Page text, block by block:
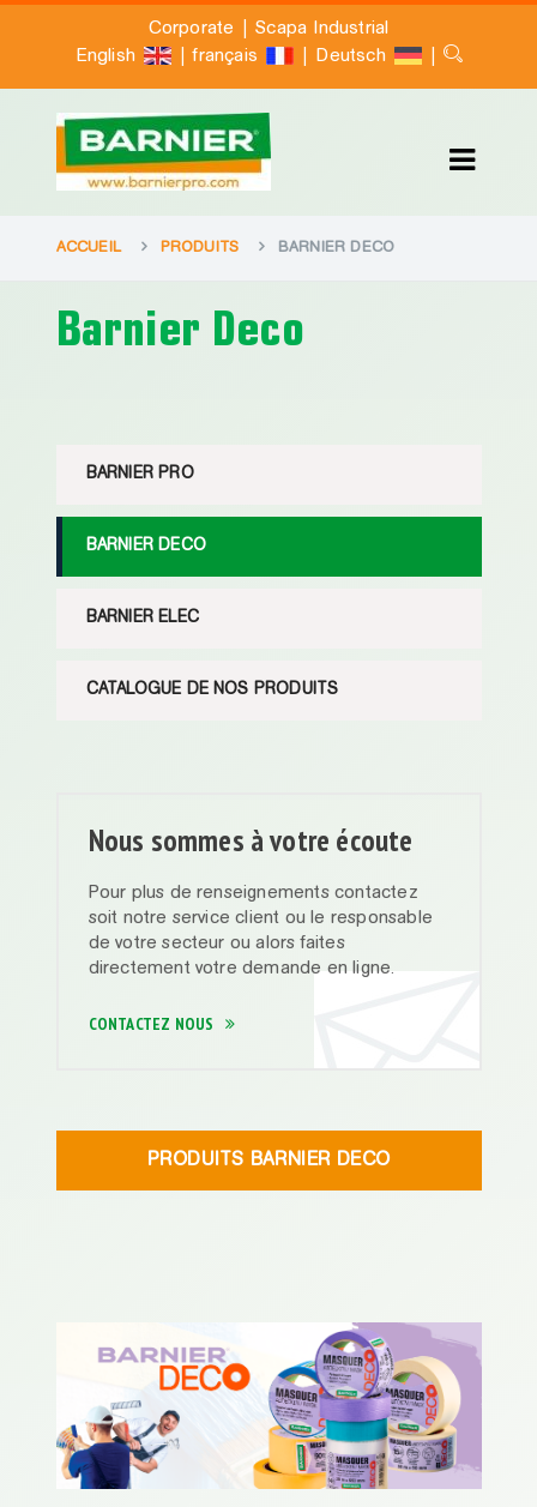
Corporate |Scapa Industrial
English
| français | Deutsch |
ACCUEIL PRODUITS BARNIER DECO
Barnier Deco
BARNIER PRO
BARNIER DECO
BARNIER ELEC
CATALOGUE DE NOS PRODUITS
Nous sommes à votre écoute
Pour plus de renseignements contactez
soit notre service client ou le responsable
de votre secteur ou alors faites
directement votre demande en ligne.
CONTACTEZ NOUS
PRODUITS BARNIER DECO